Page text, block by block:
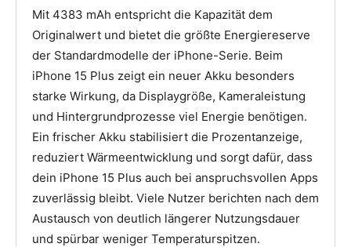
Mit 4383 mAh entspricht die Kapazität dem
Originalwert und bietet die größte Energiereserve
der Standardmodelle der iPhone-Serie. Beim
iPhone 15 Plus zeigt ein neuer Akku besonders
starke Wirkung, da Displaygröße, Kameraleistung
und Hintergrundprozesse viel Energie benötigen.
Ein frischer Akku stabilisiert die Prozentanzeige,
reduziert Wärmeentwicklung und sorgt dafür, dass
dein iPhone 15 Plus auch bei anspruchsvollen Apps
zuverlässig bleibt. Viele Nutzer berichten nach dem
Austausch von deutlich längerer Nutzungsdauer
und spürbar weniger Temperaturspitzen.